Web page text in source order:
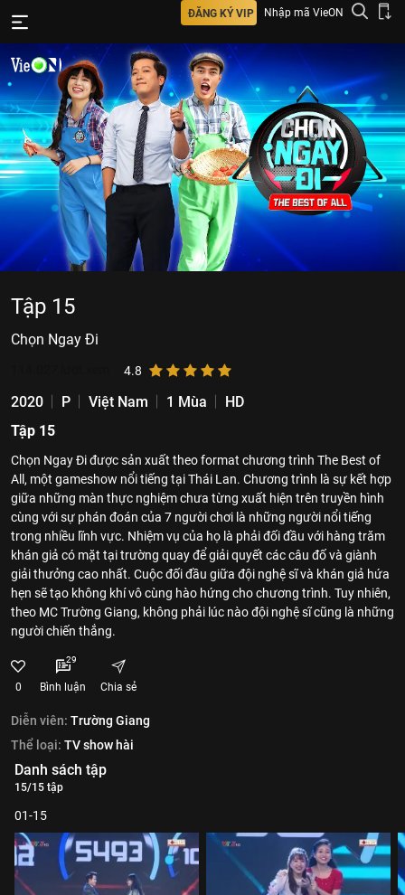
ĐĂNG KÝ VIP Nhập mã VieON
Tập 15
Chọn Ngay Đi
4.8
2020 P Việt Nam 1 Mùa
HD
Tập 15
Chọn Ngay Đi được sản xuất theo format chương trình The Best of
All, một gameshow nổi tiếng tại Thái Lan. Chương trình là sự kết hợp
giữa những màn thực nghiệm chưa từng xuất hiện trên truyền hình
cùng với sự phán đoán của 7 người chơi là những người nổi tiếng
trong nhiều lĩnh vực. Nhiệm vụ của họ là phải đối đầu với hàng trăm
khán giả có mặt tại trường quay để giải quyết các câu đố và giành
giải thưởng cao nhất. Cuộc đối đầu giữa đội nghệ sĩ và khán giả hứa
hẹn sẽ tạo không khí vô cùng hào hứng cho chương trình. Tuy nhiên,
theo MC Trường Giang, không phải lúc nào đội nghệ sĩ cũng là những
người chiến thắng.
0
29
Bình luận Chia sẻ
Diễn viên: Trường Giang
Thể loại: TV show hài
Danh sách tập
15/15 tập
01-15